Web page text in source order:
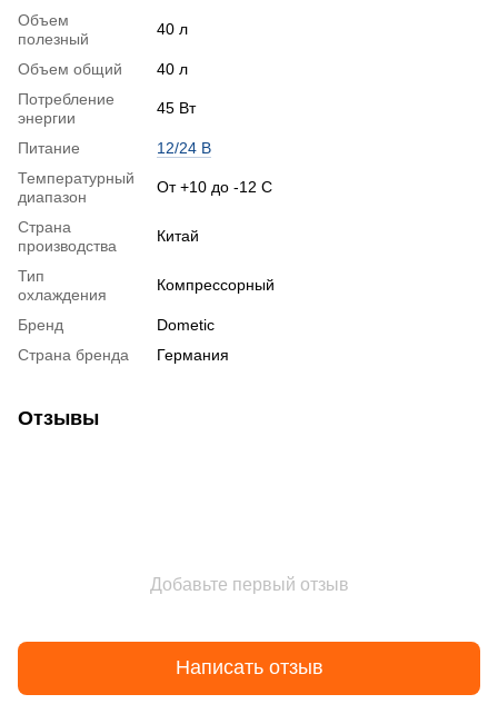
Объем
полезный
40 л
Объем общий
40 л
Потребление
энергии
45 Вт
Питание
12/24 В
Температурный
диапазон
От +10 до -12 С
Страна
производства
Китай
Тип
охлаждения
Компрессорный
Бренд
Dometic
Страна бренда
Германия
Отзывы
Добавьте первый отзыв
Написать отзыв